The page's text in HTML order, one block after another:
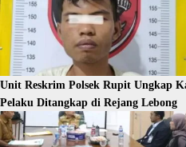
Unit Reskrim Polsek Rupit Ungkap
Pelaku Ditangkap di Rejang Lebong